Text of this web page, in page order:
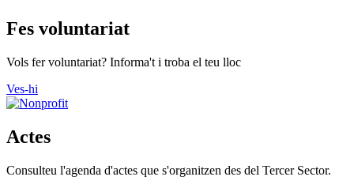
Fes voluntariat
Vols fer voluntariat? Informa't i troba el teu lloc
Ves-hi
Actes
Consulteu l'agenda d'actes que s'organitzen des del Tercer Sector.